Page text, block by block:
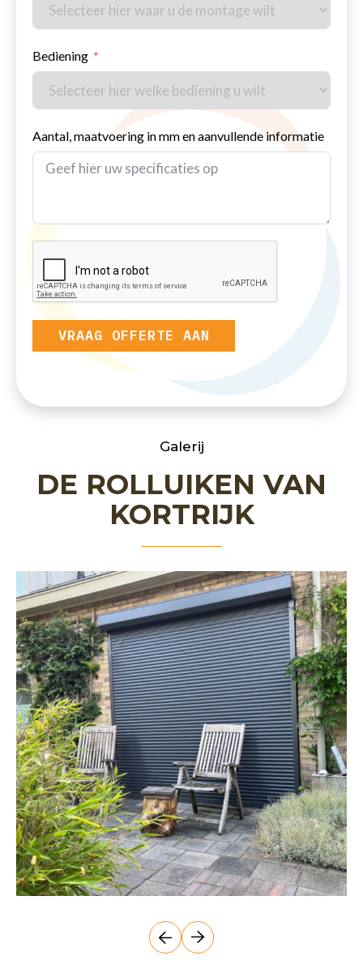
Bediening
Aantal, maatvoering in mm en aanvullende informatie
VRAAG OFFERTE AAN
Galerij
DE ROLLUIKEN VAN
KORTRIJK